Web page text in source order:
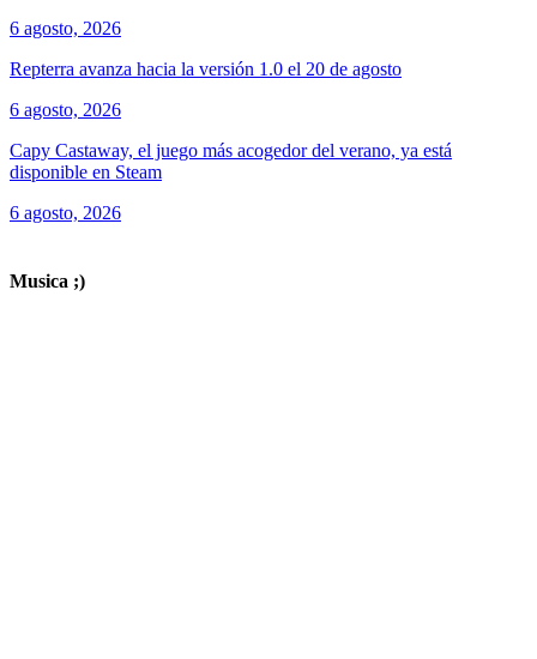
6 agosto, 2026
Repterra avanza hacia la versión 1.0 el 20 de agosto
6 agosto, 2026
Capy Castaway, el juego más acogedor del verano, ya está
disponible en Steam
6 agosto, 2026
Musica ;)